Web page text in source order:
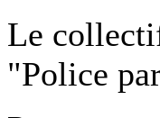
Le
"Police